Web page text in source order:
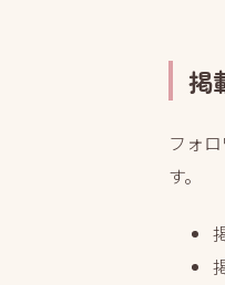
掲
フォ
す。